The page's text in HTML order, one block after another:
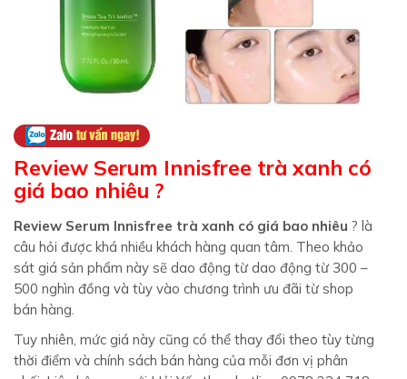
Review Serum Innisfree trà xanh có
giá bao nhiêu ?
Review Serum Innisfree trà xanh có giá bao nhiêu ? là
câu hỏi được khá nhiều khách hàng quan tâm. Theo khảo
sát giá sản phẩm này sẽ dao động từ dao động từ 300 –
500 nghìn đồng và tùy vào chương trình ưu đãi từ shop
bán hàng.
Tuy nhiên, mức giá này cũng có thể thay đổi theo tùy từng
thời điểm và chính sách bán hàng của mỗi đơn vị phân